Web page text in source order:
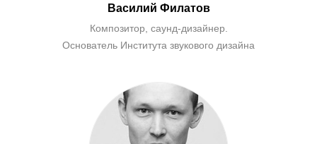
Василий Филатов
Композитор, саунд-дизайнер.
Основатель Института звукового дизайна